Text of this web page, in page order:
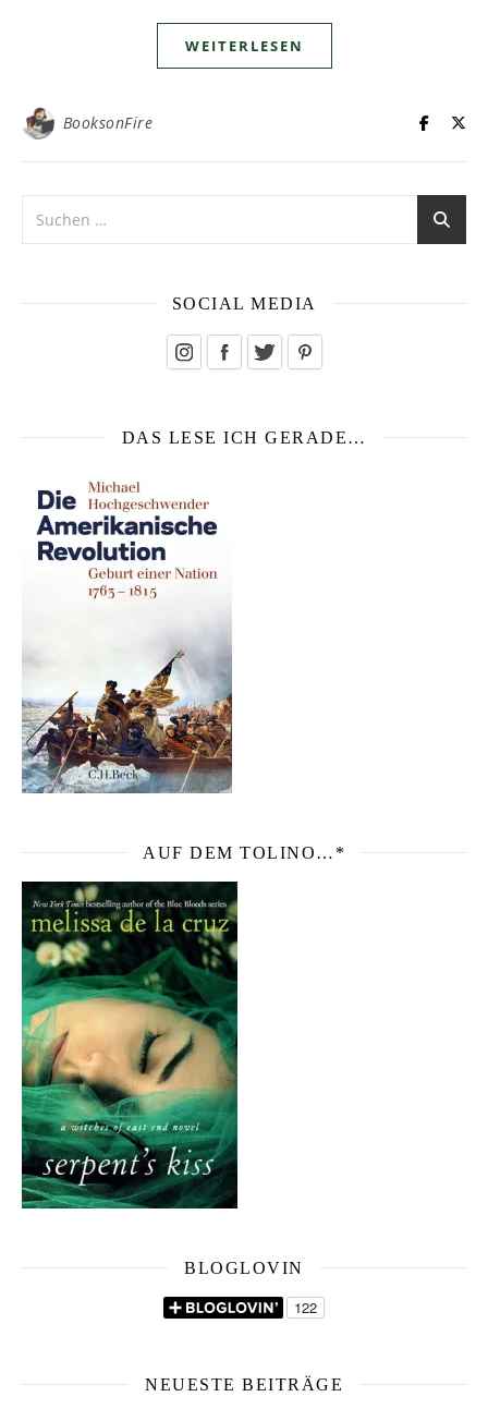
WEITERLESEN
BooksonFire
SOCIAL MEDIA
DAS LESE ICH GERADE…
AUF DEM TOLINO…*
BLOGLOVIN
NEUESTE BEITRÄGE